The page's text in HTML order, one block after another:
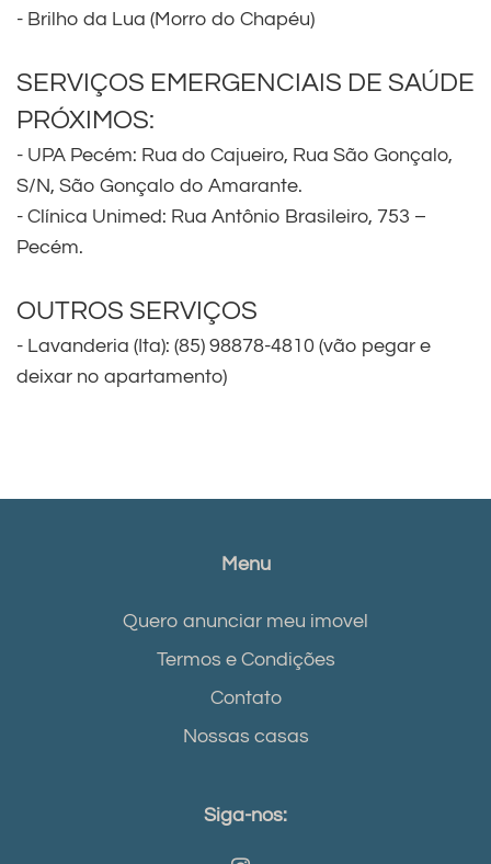
- Brilho da Lua (Morro do Chapéu)
SERVIÇOS EMERGENCIAIS DE SAÚDE
PRÓXIMOS:
- UPA Pecém: Rua do Cajueiro, Rua São Gonçalo,
S/N, São Gonçalo do Amarante.
- Clínica Unimed: Rua Antônio Brasileiro, 753 –
Pecém.
OUTROS SERVIÇOS
- Lavanderia (Ita): (85) 98878-4810 (vão pegar e
deixar no apartamento)
Menu
Quero anunciar meu imovel
Termos e Condições
Contato
Nossas casas
Siga-nos: